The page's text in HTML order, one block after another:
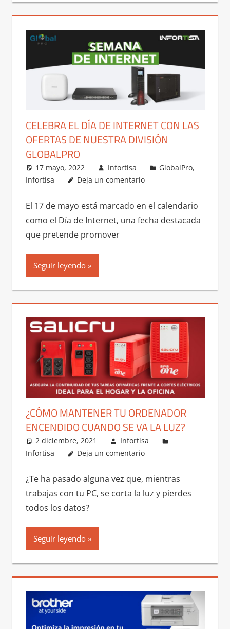
CELEBRA EL DÍA DE INTERNET CON LAS
OFERTAS DE NUESTRA DIVISIÓN
GLOBALPRO
17 mayo, 2022 Infortisa GlobalPro,
Infortisa
Deja un comentario
El 17 de mayo está marcado en el calendario
como el Día de Internet, una fecha destacada
que pretende promover
Seguir leyendo
¿CÓMO MANTENER TU ORDENADOR
ENCENDIDO CUANDO SE VA LA LUZ?
2 diciembre, 2021
Infortisa
Infortisa
Deja un comentario
¿Te ha pasado alguna vez que, mientras
trabajas con tu PC, se corta la luz y pierdes
todos los datos?
Seguir leyendo